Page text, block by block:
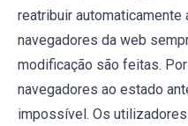
reatribuir
navegadores da web
modificação são feitas.
navegadores ao estado
impossível. Os